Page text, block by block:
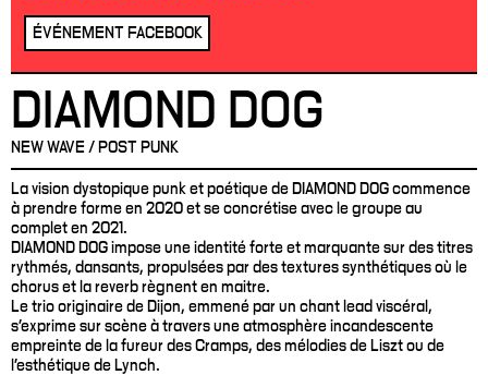
ÉVÉNEMENT FACEBOOK
DIAMOND DOG
NEW WAVE / POST PUNK
La vision dystopique punk et poétique de DIAMOND DOG commence
à prendre forme en 2020 et se concrétise avec le groupe au
complet en 2021.
DIAMOND DOG impose une identité forte et marquante sur des titres
rythmés, dansants, propulsées par des textures synthétiques où le
chorus et la reverb règnent en maitre.
Le trio originaire de Dijon, emmené par un chant lead viscéral,
s’exprime sur scène à travers une atmosphère incandescente
empreinte de la fureur des Cramps, des mélodies de Liszt ou de
l’esthétique de Lynch.